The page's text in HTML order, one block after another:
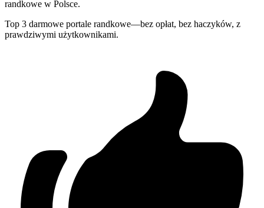
randkowe w Polsce.
Top 3 darmowe portale randkowe—bez opłat, bez haczyków, z
prawdziwymi użytkownikami.